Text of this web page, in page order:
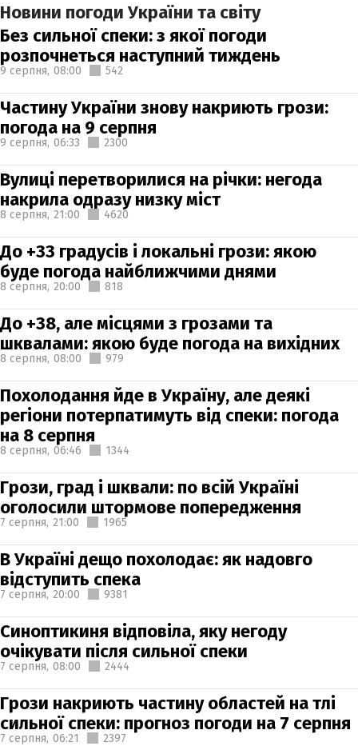
Новини погоди України та світу
Без сильної спеки: з якої погоди
розпочнеться наступний тиждень
9 серпня, 08:00 542
Частину України знову накриють грози:
погода на 9 серпня
9 серпня, 06:33 2300
Вулиці перетворилися на річки: негода
накрила одразу низку міст
8 серпня, 21:00 4620
До +33 градусів і локальні грози: якою
буде погода найближчими днями
8 серпня, 20:00 818
До +38, але місцями з грозами та
шквалами: якою буде погода на вихідних
8 серпня, 08:00 979
Похолодання йде в Україну, але деякі
регіони потерпатимуть від спеки: погода
на 8 серпня
8 серпня, 06:46 1344
Грози, град і шквали: по всій Україні
оголосили штормове попередження
7 серпня, 21:00 1965
В Україні дещо похолодає: як надовго
відступить спека
7 серпня, 20:00 9381
Синоптикиня відповіла, яку негоду
очікувати після сильної спеки
7 серпня, 08:00 2444
Грози накриють частину областей на тлі
сильної спеки: прогноз погоди на 7 серпня
7 серпня, 06:21 2397